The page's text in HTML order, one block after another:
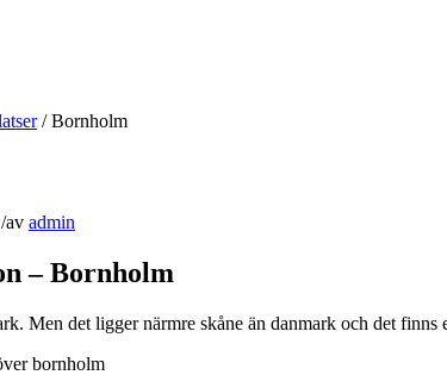
/ Bornholm
/av admin
– Bornholm
Men det ligger närmre skåne än danmark och det finns
bornholm